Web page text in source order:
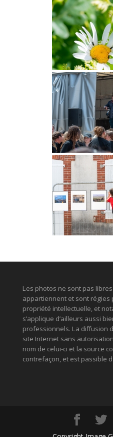
Les photos ne sont pas
appartiennent et sont régies
propriété intellectuelle, et
s’applique d’ailleurs aussi
professionnels. La diffusion
site Internet sans
nom de celui-ci et la source
contrefaçon, et est passible